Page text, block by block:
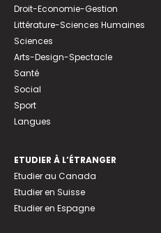
Droit-Economie-Gestion
Littérature-Sciences Humaines
Sciences
Arts-Design-Spectacle
Santé
Social
Sport
Langues
ETUDIER À L’ÉTRANGER
Etudier au Canada
Etudier en Suisse
Etudier en Espagne